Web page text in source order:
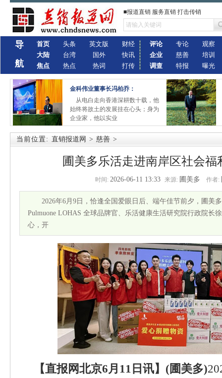
■报道直销 服务直销 打击传销
导
航
首页
大陆
焦点
头条
台湾
热点
英文版
国外
热词
财经
快讯
打传
评论
企业
调查
专论
慈善
特报
观察
培训
曝光
金科伟业董事长冯柏乔：
从电白走向香港深耕数十载，他
始终将故土的发展挂在心头；身为
企业家，他以实业
当前位置: 直销报道网 > 慈善 >
圃美多乐活走进南岸区社会福
时间: 2026-06-11 13:33 来源: 圃美多 作者:
2026年6月9日，恰逢全国爱眼日后、端午佳节前夕，圃美
Pulmuone LOHAS 全球品牌官、乐活健康生活研究院行政院长
心，开
【直报网北京6月11日讯】(圃美多)